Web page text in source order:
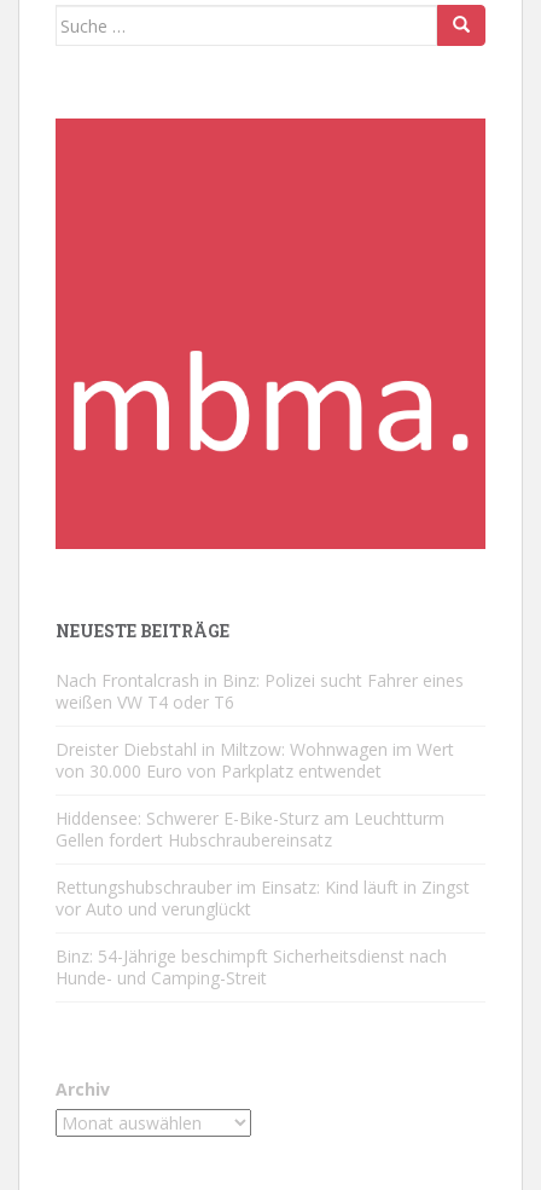
Suche
NEUESTE BEITRÄGE
Nach Frontalcrash in Binz: Polizei sucht Fahrer eines
weißen VW T4 oder T6
Dreister Diebstahl in Miltzow: Wohnwagen im Wert
von 30.000 Euro von Parkplatz entwendet
Hiddensee: Schwerer E-Bike-Sturz am Leuchtturm
Gellen fordert Hubschraubereinsatz
Rettungshubschrauber im Einsatz: Kind läuft in Zingst
vor Auto und verunglückt
Binz: 54-Jährige beschimpft Sicherheitsdienst nach
Hunde- und Camping-Streit
Archiv